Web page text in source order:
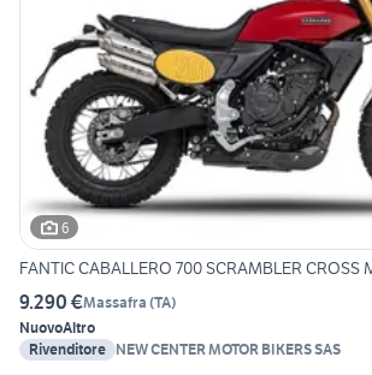
6
FANTIC CABALLERO 700 SCRAMBLER CROSS
9.290 €Massafra (TA)
NuovoAltro
Rivenditore NEW CENTER MOTOR BIKERS SAS